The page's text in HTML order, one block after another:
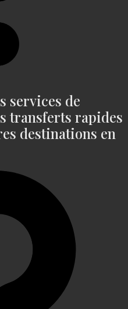
services de
transferts rapides
destinations en